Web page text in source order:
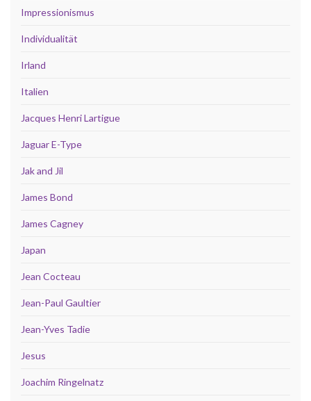
Impressionismus
Individualität
Irland
Italien
Jacques Henri Lartigue
Jaguar E-Type
Jak and Jil
James Bond
James Cagney
Japan
Jean Cocteau
Jean-Paul Gaultier
Jean-Yves Tadie
Jesus
Joachim Ringelnatz